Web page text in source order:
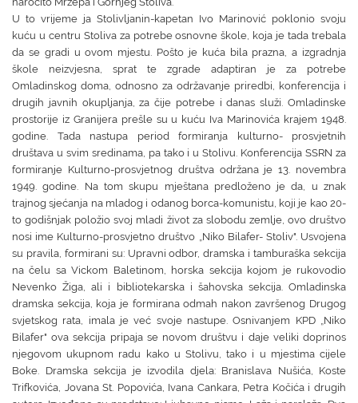
U to vrijeme ja Stolivljanin-kapetan Ivo Marinović poklonio svoju
kuću u centru Stoliva za potrebe osnovne škole, koja je tada trebala
da se gradi u ovom mjestu. Pošto je kuća bila prazna, a izgradnja
škole neizvjesna, sprat te zgrade adaptiran je za potrebe
Omladinskog doma, odnosno za održavanje priredbi, konferencija i
drugih javnih okupljanja, za čije potrebe i danas služi. Omladinske
prostorije iz Granijera prešle su u kuću Iva Marinovića krajem 1948.
godine. Tada nastupa period formiranja kulturno- prosvjetnih
društava u svim sredinama, pa tako i u Stolivu. Konferencija SSRN za
formiranje Kulturno-prosvjetnog društva održana je 13. novembra
1949. godine. Na tom skupu mještana predloženo je da, u znak
trajnog sjećanja na mladog i odanog borca-komunistu, koji je kao 20-
to godišnjak položio svoj mladi život za slobodu zemlje, ovo društvo
nosi ime Kulturno-prosvjetno društvo „Niko Bilafer- Stoliv". Usvojena
su pravila, formirani su: Upravni odbor, dramska i tamburaška sekcija
na čelu sa Vickom Baletinom, horska sekcija kojom je rukovodio
Nevenko Žiga, ali i bibliotekarska i šahovska sekcija. Omladinska
dramska sekcija, koja je formirana odmah nakon završenog Drugog
svjetskog rata, imala je već svoje nastupe. Osnivanjem KPD „Niko
Bilafer" ova sekcija pripaja se novom društvu i daje veliki doprinos
njegovom ukupnom radu kako u Stolivu, tako i u mjestima cijele
Boke. Dramska sekcija je izvodila djela: Branislava Nušića, Koste
Trifkovića, Jovana St. Popovića, Ivana Cankara, Petra Kočića i drugih